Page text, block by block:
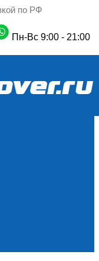
по РФ
Пн-Вс 9:00 - 21:00